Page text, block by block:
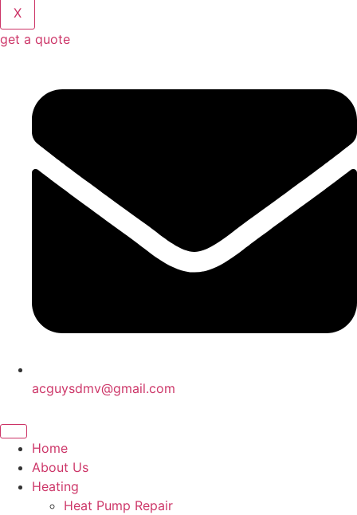
X
get a quote
acguysdmv@gmail.com
Home
About Us
Heating
Heat Pump Repair